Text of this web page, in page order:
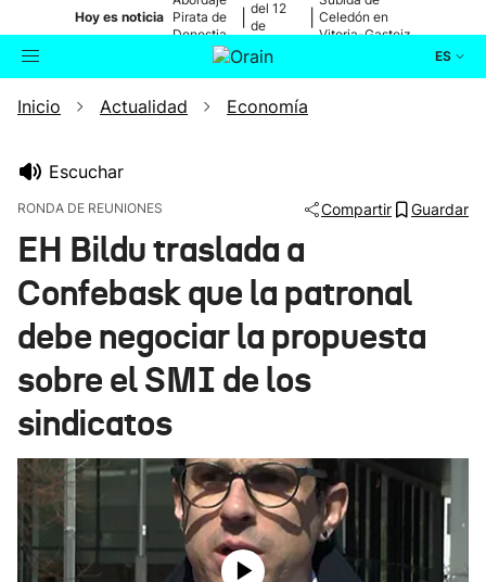
Hoy es noticia Pirata de
Donostia
del 12
de
Celedón en
Vitoria-Gasteiz
ES
Buscador Actualidad
Ikusmiran
Eguraldia
Inicio Actualidad Economía
Escuchar
RONDA DE REUNIONES Compartir Guardar
EH Bildu traslada a
Confebask que la patronal
debe negociar la propuesta
sobre el SMI de los
sindicatos